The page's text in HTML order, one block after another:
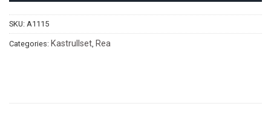
SKU: A1115
Categories: Kastrullset Rea